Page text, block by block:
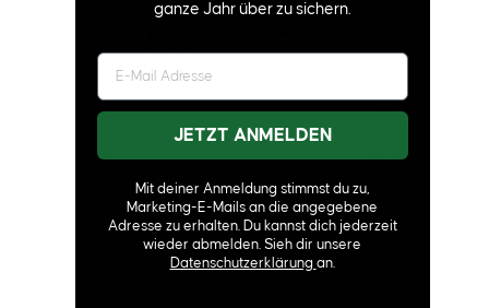
4.6 / 531 reviews
3%
ganze Jahr über zu sichern.
JETZT ANMELDEN
Mit deiner Anmeldung stimmst du zu,
Marketing-E-Mails an die angegebene
Adresse zu erhalten. Du kannst dich jederzeit
wieder abmelden. Sieh dir unsere
Datenschutzerklärung an.